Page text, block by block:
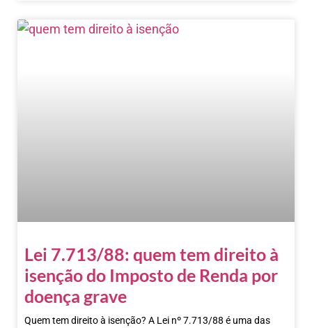
Lei 7.713/88: quem tem direito à
isenção do Imposto de Renda por
doença grave
Quem tem direito à isenção? A Lei nº 7.713/88 é uma das